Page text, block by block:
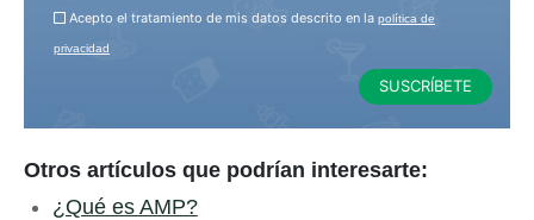
Acepto el tratamiento de mis datos descrito en la política de
privacidad
Otros artículos que podrían interesarte:
¿Qué es AMP?